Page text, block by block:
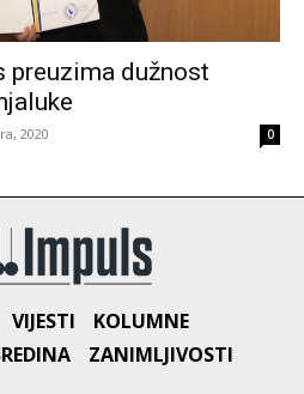
preuzima dužnost
2020 0
VIJESTI
KOLUMNE
ZANIMLJIVOSTI